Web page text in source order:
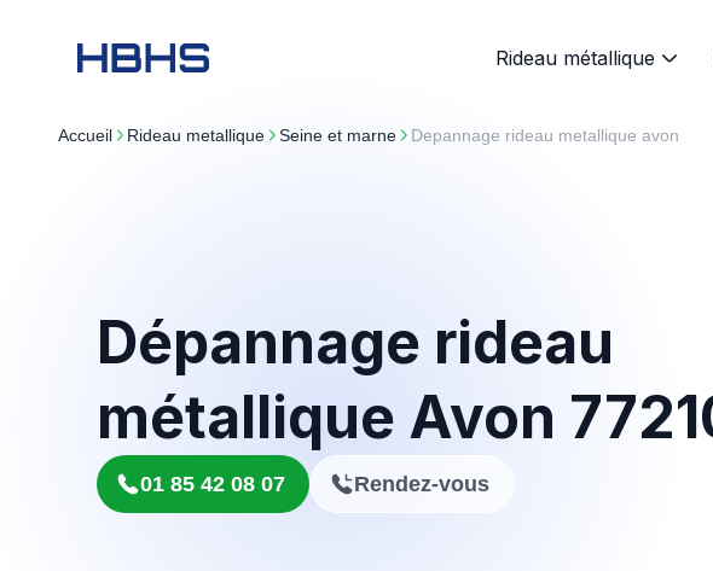
Rideau métallique
Accueil rideau metallique seine et marne Depannage rideau metallique avon
Dépannage rideau
métallique Avon
01 85 42 08 07 Rendez-vous